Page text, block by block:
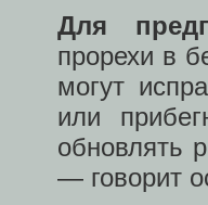
Для
прорехи в
могут
или
обновлять
— говорит